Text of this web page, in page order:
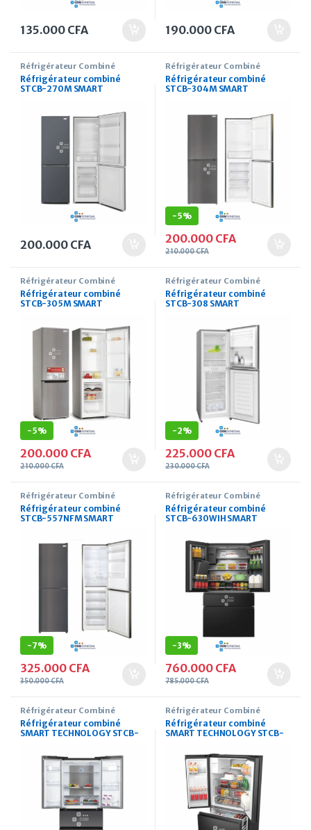
135.000 CFA 190.000 CFA
Réfrigérateur Combiné
Réfrigérateur combiné
STCB-270M SMART
200.000 CFA
Réfrigérateur Combiné
Réfrigérateur combiné
STCB-304M SMART
-5%
200.000 CFA
210.000CFA
Réfrigérateur Combiné
Réfrigérateur combiné
STCB-305M SMART
-5%
200.000 CFA
210.000CFA
Réfrigérateur Combiné
Réfrigérateur combiné
STCB-308 SMART
-2%
225.000 CFA
230.000CFA
Réfrigérateur Combiné
Réfrigérateur combiné
STCB-557NFM SMART
-7%
325.000 CFA
350.000CFA
Réfrigérateur Combiné
Réfrigérateur combiné
STCB-630WIH SMART
-3%
760.000 CFA
785.000CFA
Réfrigérateur Combiné
Réfrigérateur combiné
SMART TECHNOLOGY STCB-
Réfrigérateur Combiné
Réfrigérateur combiné
SMART TECHNOLOGY STCB-